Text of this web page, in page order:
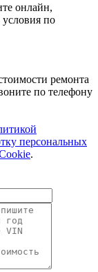
онлайн,
по
ремонта
по телефону
персональных
.